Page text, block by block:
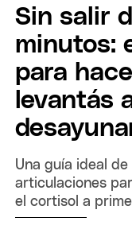
Sin salir
minutos:
para
levantás
Una guía ideal
articulaciones
el cortisol a